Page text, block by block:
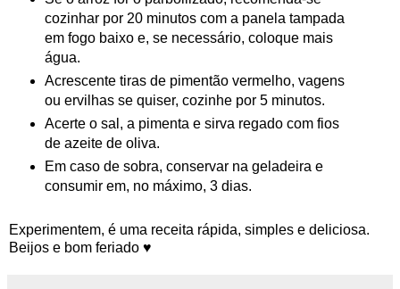
cozinhar por 20 minutos com a panela tampada
em fogo baixo e, se necessário, coloque mais
água.
Acrescente tiras de pimentão vermelho, vagens
ou ervilhas se quiser, cozinhe por 5 minutos.
Acerte o sal, a pimenta e sirva regado com fios
de azeite de oliva.
Em caso de sobra, conservar na geladeira e
consumir em, no máximo, 3 dias.
Experimentem, é uma receita rápida, simples e deliciosa.
Beijos e bom feriado ♥